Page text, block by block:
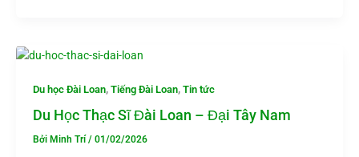
Du học Đài Loan, Tiếng Đài Loan, Tin tức
Du Học Thạc Sĩ Đài Loan – Đại Tây Nam
Bởi Minh Trí / 01/02/2026